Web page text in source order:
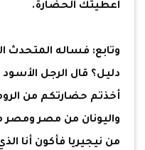
اعطيتك الحضارة.
وتابع: فساله المتحدث
دليل؟ قال الرجل
أخذتم حضارتكم من
واليونان من مصر ومصر
من نيجيريا فأكون أنا